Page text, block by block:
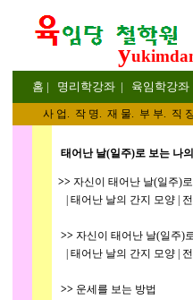
y
홈 | 명리 학강좌 | 육임학강좌
사 업 . 작 명. 재 물. 부 부. 직
태어난 날(일주)로 보는 나
>> 자신이 태어난 날(일주)
| 태어난 날의 간지 모양 | 전
>> 자신이 태어난 날(일주)
| 태어난 날의 간지 모양 | 전
>> 운세를 보는 방법